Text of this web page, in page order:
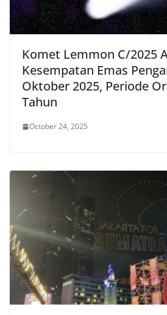
Komet Lemmon C/2025
Kesempatan Emas
Oktober 2025, Periode
Tahun
October 24, 2025